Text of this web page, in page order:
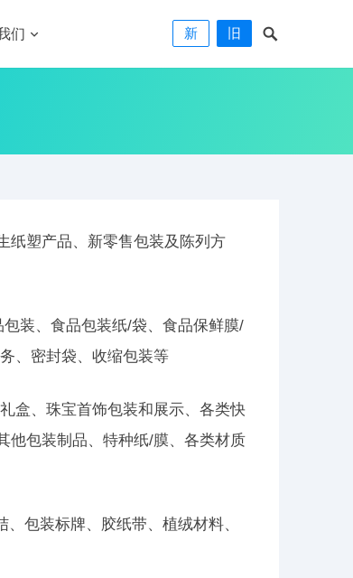
们 新 旧
纸塑产品、新零售包装及陈列方
装、食品包装纸/袋、食品保鲜膜/
、密封袋、收缩包装等
盒、珠宝首饰包装和展示、各类快
他包装制品、特种纸/膜、各类材质
包装标牌、胶纸带、植绒材料、